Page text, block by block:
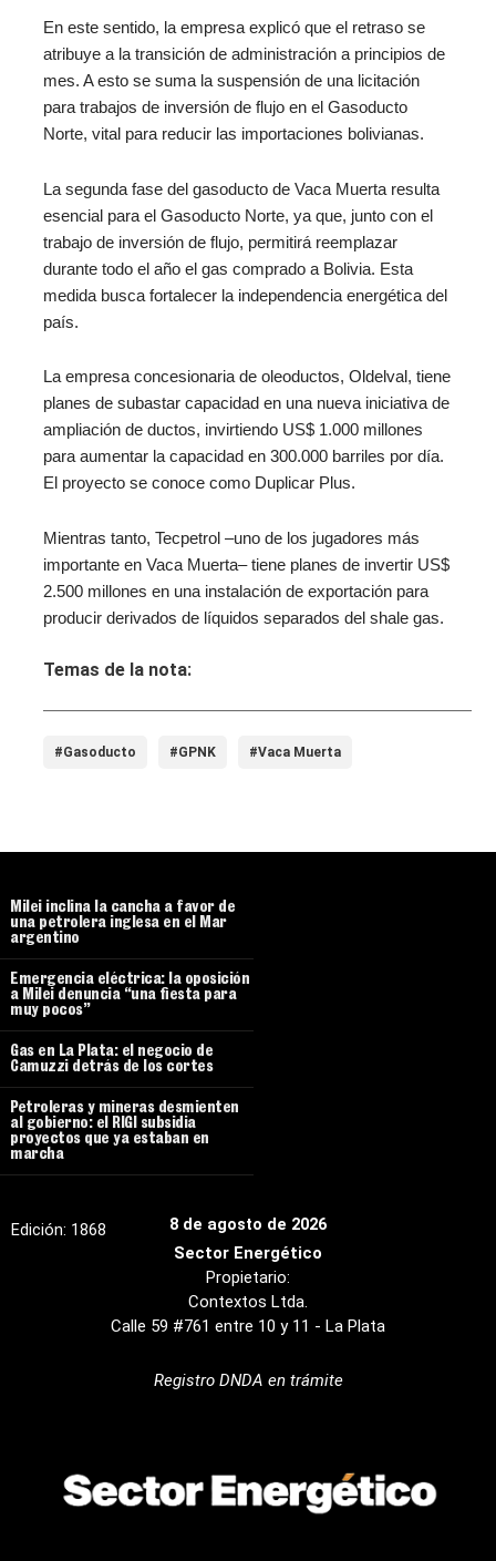
En este sentido, la empresa explicó que el retraso se
atribuye a la transición de administración a principios de
mes. A esto se suma la suspensión de una licitación
para trabajos de inversión de flujo en el Gasoducto
Norte, vital para reducir las importaciones bolivianas.
La segunda fase del gasoducto de Vaca Muerta resulta
esencial para el Gasoducto Norte, ya que, junto con el
trabajo de inversión de flujo, permitirá reemplazar
durante todo el año el gas comprado a Bolivia. Esta
medida busca fortalecer la independencia energética del
país.
La empresa concesionaria de oleoductos, Oldelval, tiene
planes de subastar capacidad en una nueva iniciativa de
ampliación de ductos, invirtiendo US$ 1.000 millones
para aumentar la capacidad en 300.000 barriles por día.
El proyecto se conoce como Duplicar Plus.
Mientras tanto, Tecpetrol –uno de los jugadores más
importante en Vaca Muerta– tiene planes de invertir US$
2.500 millones en una instalación de exportación para
producir derivados de líquidos separados del shale gas.
Temas de la nota:
#Gasoducto #GPNK #Vaca Muerta
8 de agosto de 2026
Edición: 1868
Sector Energético
Propietario:
Contextos Ltda.
Calle 59 #761 entre 10 y 11 - La Plata
Registro DNDA en trámite
Milei inclina la cancha a favor de
una petrolera inglesa en el Mar
argentino
Emergencia eléctrica: la oposición
a Milei denuncia “una fiesta para
muy pocos”
Gas en La Plata: el negocio de
Camuzzi detrás de los cortes
Petroleras y mineras desmienten
al gobierno: el RIGI subsidia
proyectos que ya estaban en
marcha